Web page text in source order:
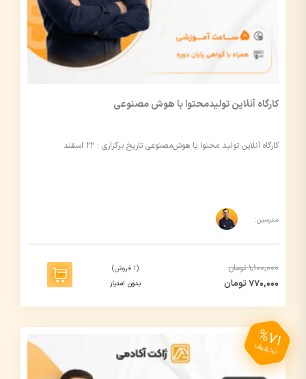
کارگاه آنلاین تولیدمحتوا با هوش مصنوعی
کارگاه آنلاین تولید محتوا با هوش‌مصنوعی تاریخ برگزاری : ۲۲ اسفند
مدرسین:
1,100,000 تومان
770,000 تومان
(1 فروش)
بدون امتیاز
%71
تخفیف